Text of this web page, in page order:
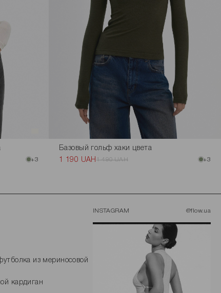
+3
Базовый гольф хаки цвета
1 190 UAH 1 490 UAH +3
из мериносовой
кардиган
INSTAGRAM @flow.ua